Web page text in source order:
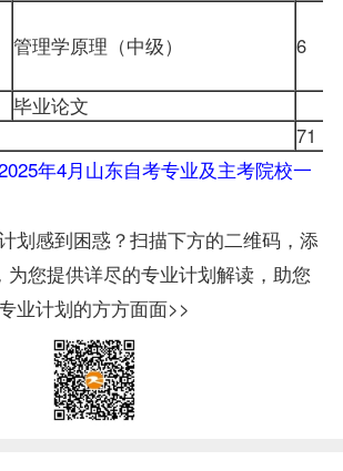
管理学原理 （中级） 6
毕业论文
71
年4月山东自考专业及主考院校一
划感到困惑？扫描下方的二维码，添
为您提供详尽的专业计划解读，助您
业计划的方方面面>>